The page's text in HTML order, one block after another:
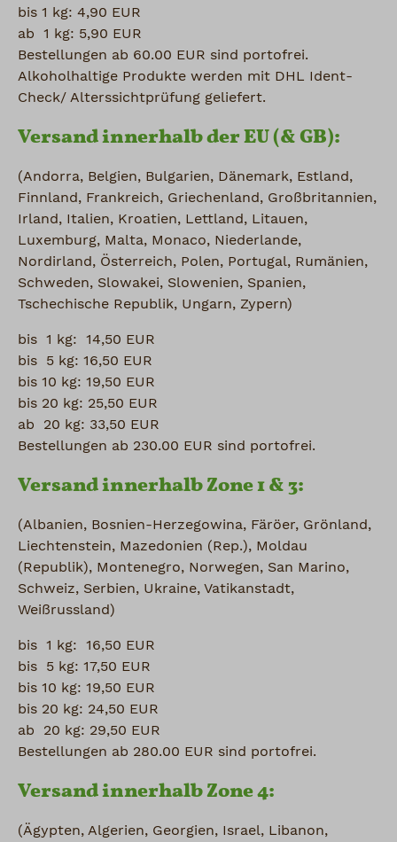
bis 1 kg: 4,90 EUR
ab 1 kg: 5,90 EUR
Bestellungen ab 60.00 EUR sind portofrei.
Alkoholhaltige Produkte werden mit DHL Ident-
Check/ Alterssichtprüfung geliefert.
Versand innerhalb der EU (& GB):
(Andorra, Belgien, Bulgarien, Dänemark, Estland,
Finnland, Frankreich, Griechenland, Großbritannien,
Irland, Italien, Kroatien, Lettland, Litauen,
Luxemburg, Malta, Monaco, Niederlande,
Nordirland, Österreich, Polen, Portugal, Rumänien,
Schweden, Slowakei, Slowenien, Spanien,
Tschechische Republik, Ungarn, Zypern)
bis 1 kg: 14,50 EUR
bis 5 kg: 16,50 EUR
bis 10 kg: 19,50 EUR
bis 20 kg: 25,50 EUR
ab 20 kg: 33,50 EUR
Bestellungen ab 230.00 EUR sind portofrei.
Versand innerhalb Zone 1 & 3:
(Albanien, Bosnien-Herzegowina, Färöer, Grönland,
Liechtenstein, Mazedonien (Rep.), Moldau
(Republik), Montenegro, Norwegen, San Marino,
Schweiz, Serbien, Ukraine, Vatikanstadt,
Weißrussland)
bis 1 kg: 16,50 EUR
bis 5 kg: 17,50 EUR
bis 10 kg: 19,50 EUR
bis 20 kg: 24,50 EUR
ab 20 kg: 29,50 EUR
Bestellungen ab 280.00 EUR sind portofrei.
Versand innerhalb Zone 4:
(Ägypten, Algerien, Georgien, Israel, Libanon,